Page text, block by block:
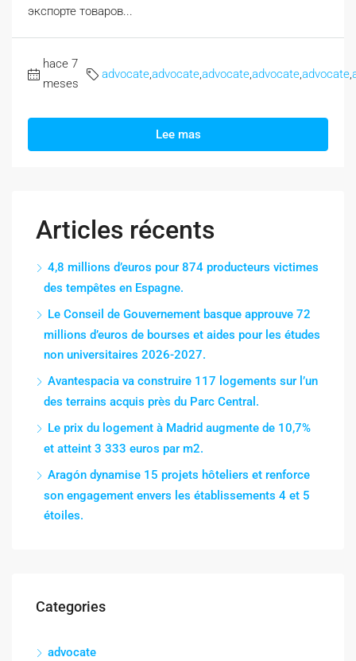
экспорте товаров...
hace 7
meses
advocateadvocateadvocateadvocateadvocate
Lee mas
Articles récents
4,8 millions d’euros pour 874 producteurs victimes
des tempêtes en Espagne.
Le Conseil de Gouvernement basque approuve 72
millions d’euros de bourses et aides pour les études
non universitaires 2026-2027.
Avantespacia va construire 117 logements sur l’un
des terrains acquis près du Parc Central.
Le prix du logement à Madrid augmente de 10,7%
et atteint 3 333 euros par m2.
Aragón dynamise 15 projets hôteliers et renforce
son engagement envers les établissements 4 et 5
étoiles.
Categories
advocate